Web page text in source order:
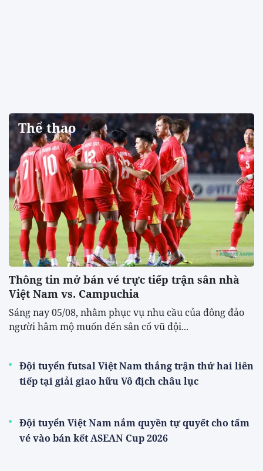
Thể thao
Thông tin mở bán vé trực tiếp trận sân nhà
Việt Nam vs. Campuchia
Sáng nay 05/08, nhằm phục vụ nhu cầu của đông đảo
người hâm mộ muốn đến sân cổ vũ đội...
Đội tuyển futsal Việt Nam thắng trận thứ hai liên
tiếp tại giải giao hữu Vô địch châu lục
Đội tuyển Việt Nam nắm quyền tự quyết cho tấm
vé vào bán kết ASEAN Cup 2026